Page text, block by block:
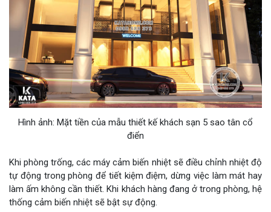
Hình ảnh: Mặt tiền của mẫu thiết kế khách sạn 5 sao tân cổ
điển
Khi phòng trống, các máy cảm biến nhiệt sẽ điều chỉnh nhiệt độ
tự động trong phòng để tiết kiệm điệm, dừng việc làm mát hay
làm ấm không cần thiết. Khi khách hàng đang ở trong phòng, hệ
thống cảm biến nhiệt sẽ bật sự động.